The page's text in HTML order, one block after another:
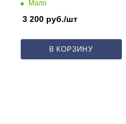
Мало
3 200 руб./шт
В КОРЗИНУ